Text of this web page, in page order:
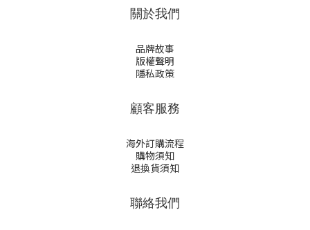
關於我們
品牌故事
版權聲明
隱私政策
顧客服務
海外訂購流程
購物須知
退換貨須知
聯絡我們